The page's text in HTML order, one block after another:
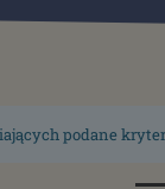
podane